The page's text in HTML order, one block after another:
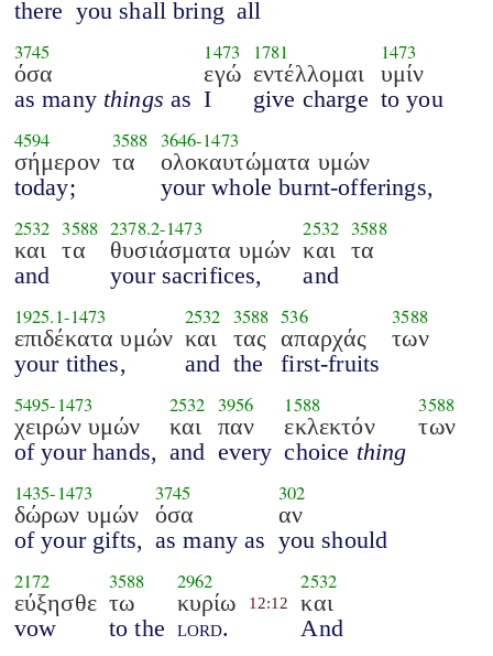
there you shall bring all
3745
όσα
as many things as
1473
εγώ
I
1781
εντέλλομαι
give charge
1473
υμίν
to you
4594
σήμερον
today;
3588
τα
3646-1473
ολοκαυτώματα υμών
your whole burnt-offerings,
2532
και
and
3588
τα
2378.2-1473
θυσιάσματα υμών
your sacrifices,
2532
και
and
3588
τα
1925.1-1473
επιδέκατα υμών
your tithes,
2532
και
and
3588
τας
the
536
απαρχάς
first-fruits
3588
των
5495-1473
χειρών υμών
of your hands,
2532
και
and
3956
παν
every
1588
εκλεκτόν
choice thing
3588
των
1435-1473
δώρων υμών
of your gifts,
3745
όσα
as many as
302
αν
you should
2172
εύξησθε
vow
3588
τω
to the
2962
κυρίω
lord.
12:12
2532
και
And